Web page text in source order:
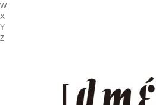
W
X
Y
Z